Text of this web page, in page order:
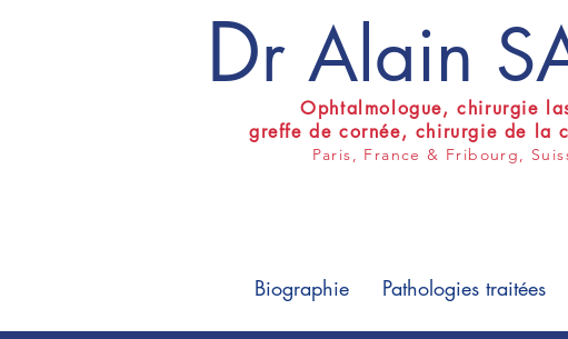
Dr Alain
Ophtalmologue, c hirurgie
greffe de cornée, chirurgie de la
Paris, France & Fribourg,
Biographie Pathologies traitées